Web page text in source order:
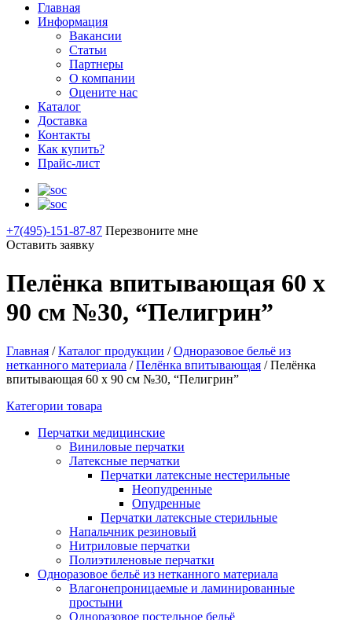
Главная
Информация
Вакансии
Статьи
Партнеры
О компании
Оцените нас
Каталог
Доставка
Контакты
Как купить?
Прайс-лист
+7(495)-151-87-87 Перезвоните мне
Оставить заявку
Пелёнка впитывающая 60 х
90 см №30, “Пелигрин”
Главная /Каталог продукции /Одноразовое бельё из
нетканного материала /Пелёнка впитывающая /Пелёнка
впитывающая 60 х 90 см №30, “Пелигрин”
Категории товара
Перчатки медицинские
Виниловые перчатки
Латексные перчатки
Перчатки латексные нестерильные
Неопудренные
Опудренные
Перчатки латексные стерильные
Напальчник резиновый
Нитриловые перчатки
Полиэтиленовые перчатки
Одноразовое бельё из нетканного материала
Влагонепроницаемые и ламинированные
простыни
Одноразовое постельное бельё